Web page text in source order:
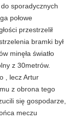
sporadycznych
połowe
przestrzelił
bramki był
minęła światło
z 30metrów.
, lecz Artur
z obrona tego
się gospodarze,
meczu